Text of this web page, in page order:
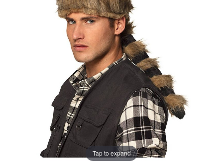
Tap to expand